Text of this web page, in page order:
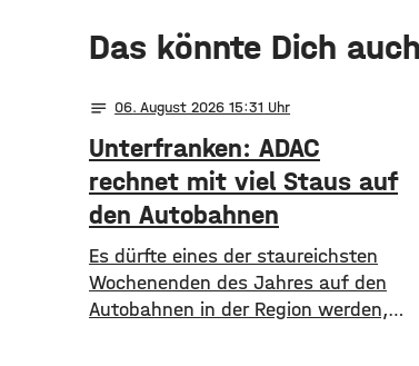
Das könnte Dich
notes 06. August 2026 15:31
Unterfranken: ADAC
rechnet mit viel Staus auf
den Autobahnen
Es dürfte eines der staureichsten
Wochenenden des Jahres auf den
Autobahnen in der Region werden,